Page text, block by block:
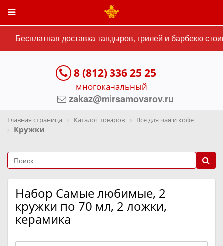
Бесплатная доставка тандыров, грилей и барбекю
8 (812) 336 25 25
многоканальный
zakaz@mirsamovarov.ru
Главная страница Каталог товаров Все для чая и кофе
Кружки
Набор Самые любимые, 2
кружки по 70 мл, 2 ложки,
керамика